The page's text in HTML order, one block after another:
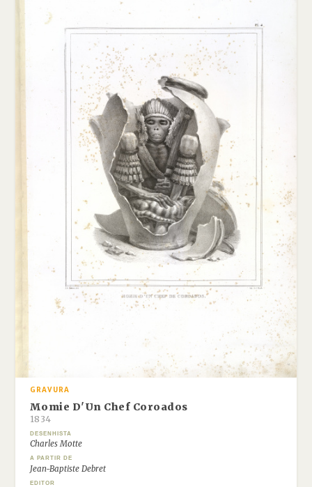
GRAVURA
Momie D'Un Chef Coroados
1834
DESENHISTA
Charles Motte
A PARTIR DE
Jean-Baptiste Debret
EDITOR